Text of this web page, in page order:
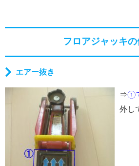
フロアジャッキの
エアー抜き
⇒①
外し